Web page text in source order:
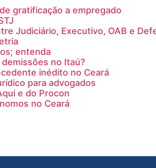
gratificação a empregado
Judiciário, Executivo, OAB e
entenda
no Itaú?
inédito no Ceará
para advogados
e do Procon
no Ceará